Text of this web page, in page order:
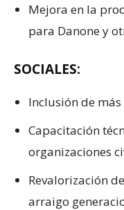
Mejora en la
para Danone y
SOCIALES:
Inclusión de
Capacitación
organizaciones
Revalorización
arraigo